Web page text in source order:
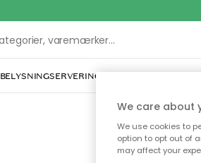
BELYSNINGSERVERING INDRETNINGTEKSTIL
We care about
We use cookies to
option to opt out of
may affect your